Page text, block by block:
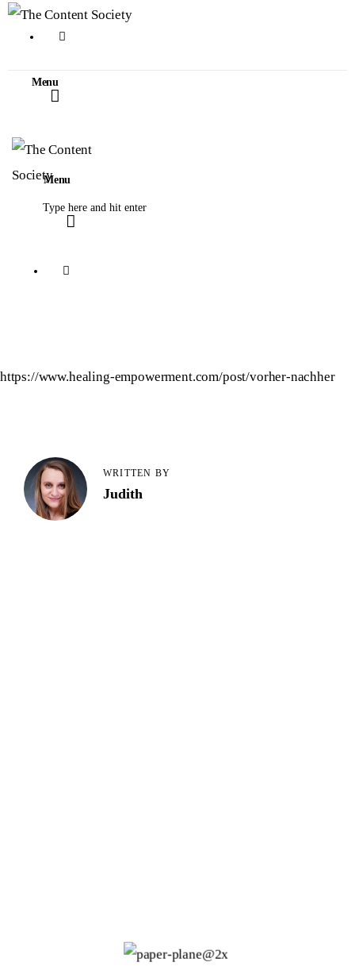
Menu
Menu
Home
Unsere Favoriten
Alle Blogartikel in TCS
https://www.healing-empowerment.com/post/vorher-nachher
WRITTEN BY
Judith